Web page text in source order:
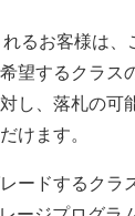
るお客様は
望するクラス
し、落札の可
けます。
ドするクラ